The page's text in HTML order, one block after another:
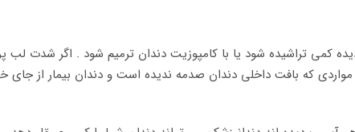
کمی تراشیده شود یا با کامپوزیت دندان ترمیم شود . اگر شدت لب
که بافت داخلی دندان صدمه ندیده است و دندان بیمار از جای